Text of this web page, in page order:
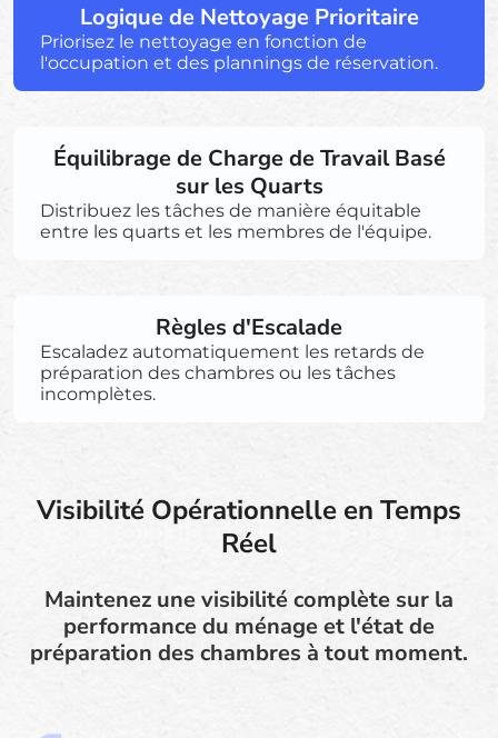
Logique de Nettoyage Prioritaire
Priorisez le nettoyage en fonction de
l'occupation et des plannings de réservation.
Équilibrage de Charge de Travail Basé
sur les Quarts
Distribuez les tâches de manière équitable
entre les quarts et les membres de l'équipe.
Règles d'Escalade
Escaladez automatiquement les retards de
préparation des chambres ou les tâches
incomplètes.
Visibilité Opérationnelle en Temps
Réel
Maintenez une visibilité complète sur la
performance du ménage et l'état de
préparation des chambres à tout moment.